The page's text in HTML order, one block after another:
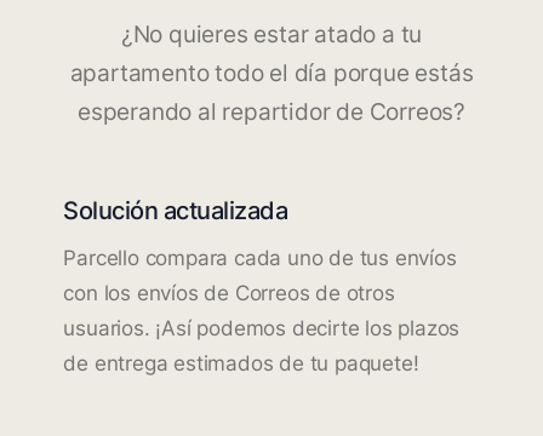
¿No quieres estar atado a tu
apartamento todo el día porque estás
esperando al repartidor de Correos?
Solución actualizada
Parcello compara cada uno de tus envíos
con los envíos de Correos de otros
usuarios. ¡Así podemos decirte los plazos
de entrega estimados de tu paquete!